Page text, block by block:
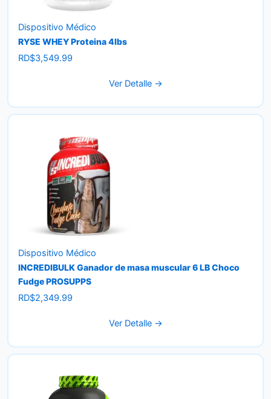
Dispositivo Médico
RYSE WHEY Proteina 4lbs
RD$3,549.99
Ver Detalle →
Dispositivo Médico
INCREDIBULK Ganador de masa muscular 6 LB Choco
Fudge PROSUPPS
RD$2,349.99
Ver Detalle →